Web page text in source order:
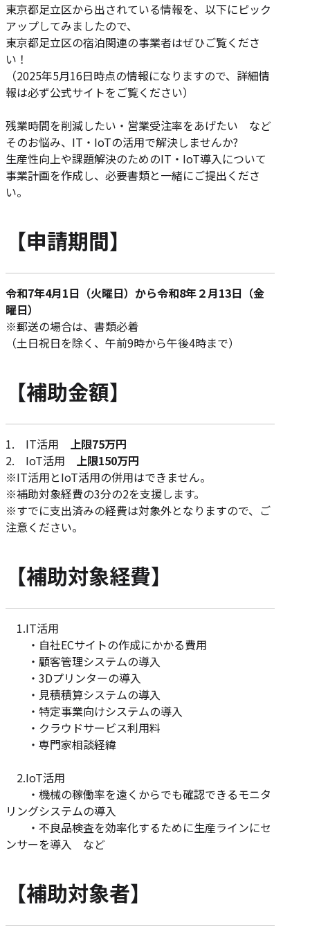
東京都足立区から出されている情報を、以下にピック
アップしてみましたので、
東京都足立区の宿泊関連の事業者はぜひご覧くださ
い！
（2025年5月16日時点の情報になりますので、詳細情
報は必ず公式サイトをご覧ください）
残業時間を削減したい・営業受注率をあげたい など
そのお悩み、IT・IoTの活用で解決しませんか?
生産性向上や課題解決のためのIT・IoT導入について
事業計画を作成し、必要書類と一緒にご提出くださ
い。
【申請期間】
令和7年4月1日（火曜日）から令和8年２月13日（金
曜日）
※郵送の場合は、書類必着
（土日祝日を除く、午前9時から午後4時まで）
【補助金額】
1. IT活用 上限75万円
2. IoT活用 上限150万円
※IT活用とIoT活用の併用はできません。
※補助対象経費の3分の2を支援します。
※すでに支出済みの経費は対象外となりますので、ご
注意ください。
【補助対象経費】
1.IT活用
・自社ECサイトの作成にかかる費用
・顧客管理システムの導入
・3Dプリンターの導入
・見積積算システムの導入
・特定事業向けシステムの導入
・クラウドサービス利用料
・専門家相談経緯
2.IoT活用
・機械の稼働率を遠くからでも確認できるモニタ
リングシステムの導入
・不良品検査を効率化するために生産ラインにセ
ンサーを導入 など
【補助対象者】